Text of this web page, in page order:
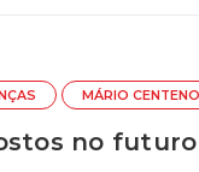
MÁRIO CENTENO
no futuro